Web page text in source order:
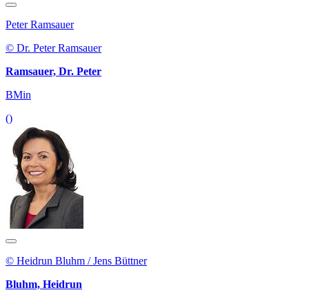
Peter Ramsauer
© Dr. Peter Ramsauer
Ramsauer, Dr. Peter
BMin
()
© Heidrun Bluhm / Jens Büttner
Bluhm, Heidrun